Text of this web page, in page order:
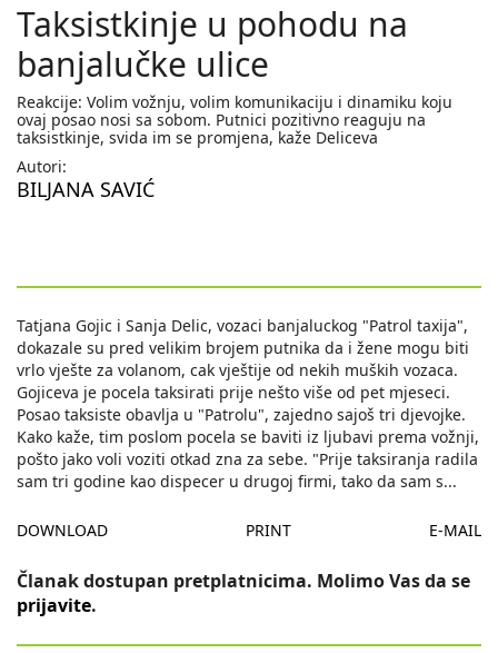
Taksistkinje u pohodu na
banjalučke ulice
Reakcije: Volim vožnju, volim komunikaciju i dinamiku koju
ovaj posao nosi sa sobom. Putnici pozitivno reaguju na
taksistkinje, svida im se promjena, kaže Deliceva
Autori:
BILJANA SAVIĆ
Tatjana Gojic i Sanja Delic, vozaci banjaluckog "Patrol taxija",
dokazale su pred velikim brojem putnika da i žene mogu biti
vrlo vješte za volanom, cak vještije od nekih muških vozaca.
Gojiceva je pocela taksirati prije nešto više od pet mjeseci.
Posao taksiste obavlja u "Patrolu", zajedno sajoš tri djevojke.
Kako kaže, tim poslom pocela se baviti iz ljubavi prema vožnji,
pošto jako voli voziti otkad zna za sebe. "Prije taksiranja radila
sam tri godine kao dispecer u drugoj firmi, tako da sam s...
DOWNLOAD PRINT E-MAIL
Članak dostupan pretplatnicima. Molimo Vas da se
prijavite.